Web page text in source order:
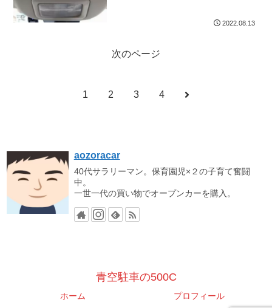
2022.08.13
次のページ
1 2 3 4
aozoracar
40代サラリーマン。保育園児×２の子育て奮闘
中。
一世一代の買い物でオープンカーを購入。
青空駐車の500C
ホーム プロフィール